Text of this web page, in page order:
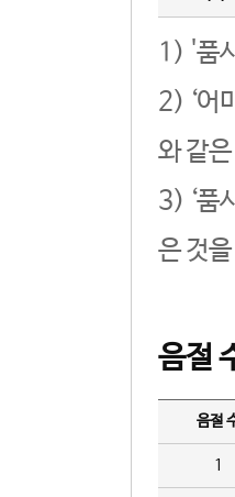
1) '품
2) ‘어
와 같
3) ‘품
은 것
음절
음절
1